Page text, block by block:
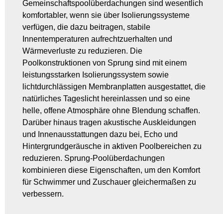
Gemeinschaftspoolüberdachungen sind wesentlich
komfortabler, wenn sie über Isolierungssysteme
verfügen, die dazu beitragen, stabile
Innentemperaturen aufrechtzuerhalten und
Wärmeverluste zu reduzieren. Die
Poolkonstruktionen von Sprung sind mit einem
leistungsstarken Isolierungssystem sowie
lichtdurchlässigen Membranplatten ausgestattet, die
natürliches Tageslicht hereinlassen und so eine
helle, offene Atmosphäre ohne Blendung schaffen.
Darüber hinaus tragen akustische Auskleidungen
und Innenausstattungen dazu bei, Echo und
Hintergrundgeräusche in aktiven Poolbereichen zu
reduzieren. Sprung-Poolüberdachungen
kombinieren diese Eigenschaften, um den Komfort
für Schwimmer und Zuschauer gleichermaßen zu
verbessern.